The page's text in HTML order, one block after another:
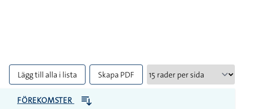
Lägg till alla i lista Skapa PDF
FÖREKOMSTER